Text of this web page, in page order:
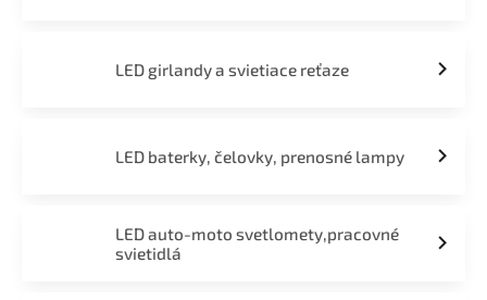
LED girlandy a svietiace reťaze
LED baterky, čelovky, prenosné lampy
LED auto-moto svetlomety,pracovné
svietidlá